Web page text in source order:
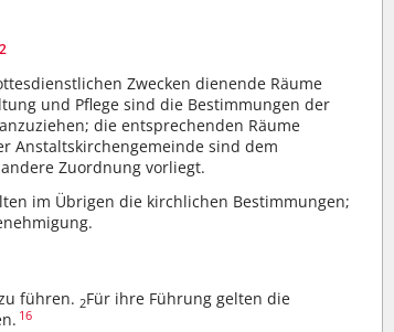
Zwecken dienende Räume
und Pflege sind die Bestimmungen der
die entsprechenden Räume
Anstaltskirchengemeinde sind dem
Zuordnung vorliegt.
im Übrigen die kirchlichen Bestimmungen;
führen. 2Für ihre Führung gelten die
16